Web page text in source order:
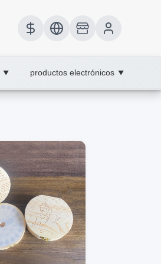
▼ productos electrónicos ▼